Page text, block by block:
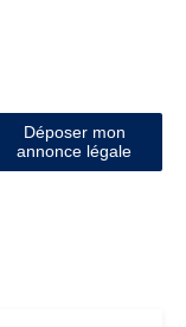
Déposer mon
annonce légale